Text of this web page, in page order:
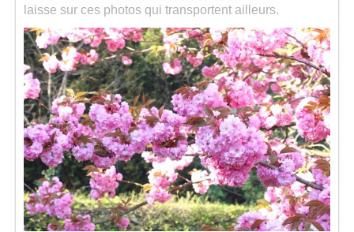
laisse sur ces photos qui transportent ailleurs.